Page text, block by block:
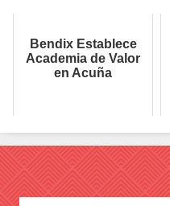
Bendix Establece
Academia de Valor
en Acuña